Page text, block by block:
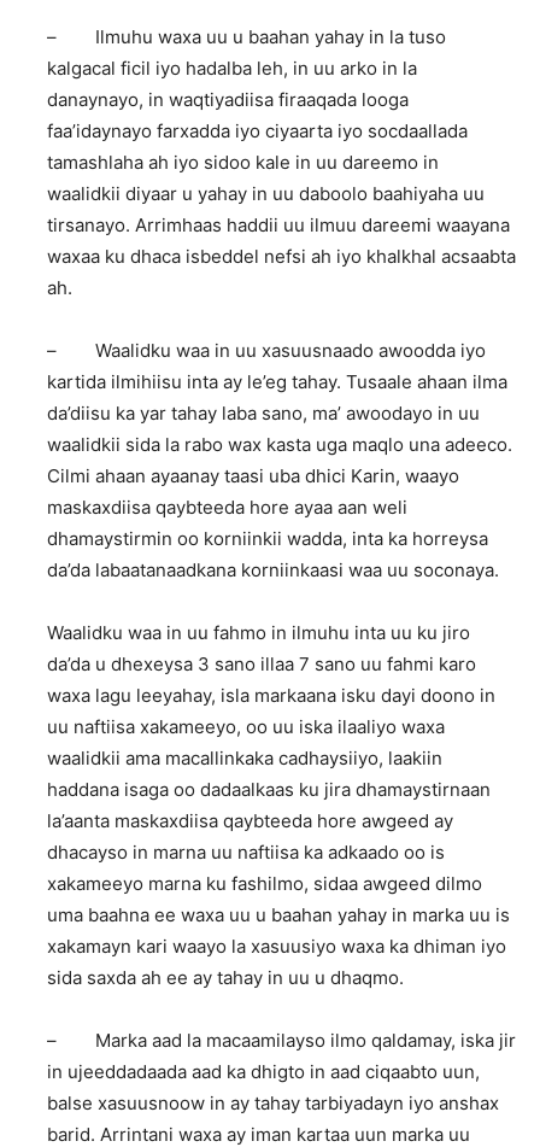
– Ilmuhu waxa uu u baahan yahay in la tuso
kalgacal ficil iyo hadalba leh, in uu arko in la
danaynayo, in waqtiyadiisa firaaqada looga
faa’idaynayo farxadda iyo ciyaarta iyo socdaallada
tamashlaha ah iyo sidoo kale in uu dareemo in
waalidkii diyaar u yahay in uu daboolo baahiyaha uu
tirsanayo. Arrimhaas haddii uu ilmuu dareemi waayana
waxaa ku dhaca isbeddel nefsi ah iyo khalkhal acsaabta
ah.
– Waalidku waa in uu xasuusnaado awoodda iyo
kartida ilmihiisu inta ay le’eg tahay. Tusaale ahaan ilma
da’diisu ka yar tahay laba sano, ma’ awoodayo in uu
waalidkii sida la rabo wax kasta uga maqlo una adeeco.
Cilmi ahaan ayaanay taasi uba dhici Karin, waayo
maskaxdiisa qaybteeda hore ayaa aan weli
dhamaystirmin oo korniinkii wadda, inta ka horreysa
da’da labaatanaadkana korniinkaasi waa uu soconaya.
Waalidku waa in uu fahmo in ilmuhu inta uu ku jiro
da’da u dhexeysa 3 sano illaa 7 sano uu fahmi karo
waxa lagu leeyahay, isla markaana isku dayi doono in
uu naftiisa xakameeyo, oo uu iska ilaaliyo waxa
waalidkii ama macallinkaka cadhaysiiyo, laakiin
haddana isaga oo dadaalkaas ku jira dhamaystirnaan
la’aanta maskaxdiisa qaybteeda hore awgeed ay
dhacayso in marna uu naftiisa ka adkaado oo is
xakameeyo marna ku fashilmo, sidaa awgeed dilmo
uma baahna ee waxa uu u baahan yahay in marka uu is
xakamayn kari waayo la xasuusiyo waxa ka dhiman iyo
sida saxda ah ee ay tahay in uu u dhaqmo.
– Marka aad la macaamilayso ilmo qaldamay, iska jir
in ujeeddadaada aad ka dhigto in aad ciqaabto uun,
balse xasuusnoow in ay tahay tarbiyadayn iyo anshax
barid. Arrintani waxa ay iman kartaa uun marka uu